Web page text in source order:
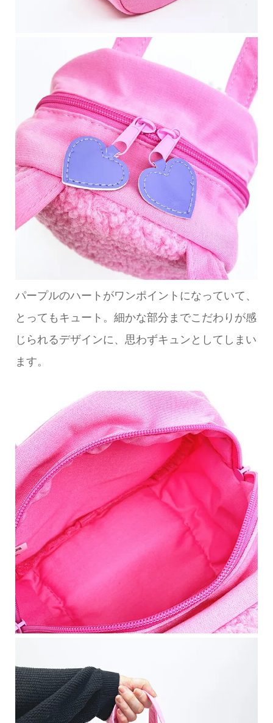
パープルのハートがワンポイントになっていて、
とってもキュート。細かな部分までこだわりが感
じられるデザインに、思わずキュンとしてしまい
ます。